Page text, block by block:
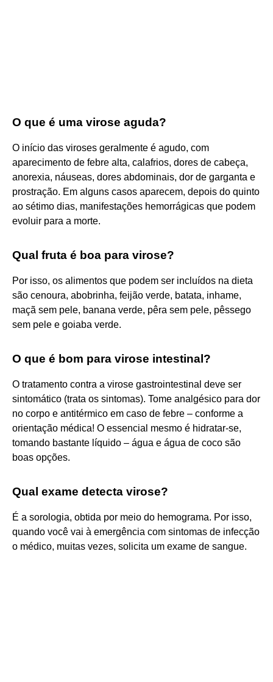
O que é uma virose aguda?
O início das viroses geralmente é agudo, com
aparecimento de febre alta, calafrios, dores de cabeça,
anorexia, náuseas, dores abdominais, dor de garganta e
prostração. Em alguns casos aparecem, depois do quinto
ao sétimo dias, manifestações hemorrágicas que podem
evoluir para a morte.
Qual fruta é boa para virose?
Por isso, os alimentos que podem ser incluídos na dieta
são cenoura, abobrinha, feijão verde, batata, inhame,
maçã sem pele, banana verde, pêra sem pele, pêssego
sem pele e goiaba verde.
O que é bom para virose intestinal?
O tratamento contra a virose gastrointestinal deve ser
sintomático (trata os sintomas). Tome analgésico para dor
no corpo e antitérmico em caso de febre – conforme a
orientação médica! O essencial mesmo é hidratar-se,
tomando bastante líquido – água e água de coco são
boas opções.
Qual exame detecta virose?
É a sorologia, obtida por meio do hemograma. Por isso,
quando você vai à emergência com sintomas de infecção
o médico, muitas vezes, solicita um exame de sangue.